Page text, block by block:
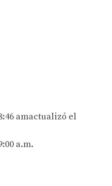
amactualizó el
a.m.